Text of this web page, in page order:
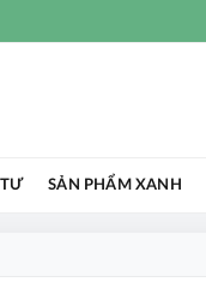
SẢN PHẨM XANH